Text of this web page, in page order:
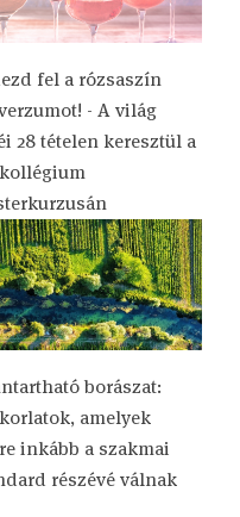
fel a rózsaszín
- A világ
28 tételen keresztül a
borászat:
amelyek
inkább a szakmai
részévé válnak